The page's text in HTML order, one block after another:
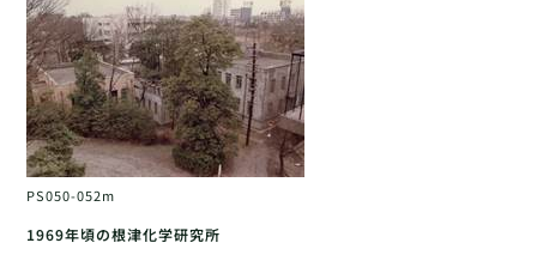
PS050-052m
1969年頃の根津化学研究所